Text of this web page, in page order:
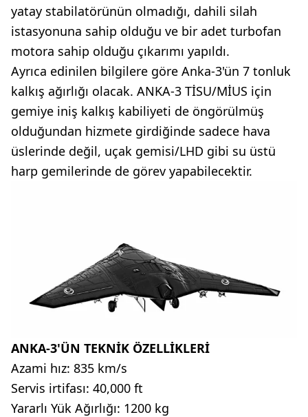
yatay stabilatörünün olmadığı, dahili silah
istasyonuna sahip olduğu ve bir adet turbofan
motora sahip olduğu çıkarımı yapıldı.
Ayrıca edinilen bilgilere göre Anka-3'ün 7 tonluk
kalkış ağırlığı olacak. ANKA-3 TİSU/MİUS için
gemiye iniş kalkış kabiliyeti de öngörülmüş
olduğundan hizmete girdiğinde sadece hava
üslerinde değil, uçak gemisi/LHD gibi su üstü
harp gemilerinde de görev yapabilecektir.
ANKA-3'ÜN TEKNİK ÖZELLİKLERİ
Azami hız: 835 km/s
Servis irtifası: 40,000 ft
Yararlı Yük Ağırlığı: 1200 kg